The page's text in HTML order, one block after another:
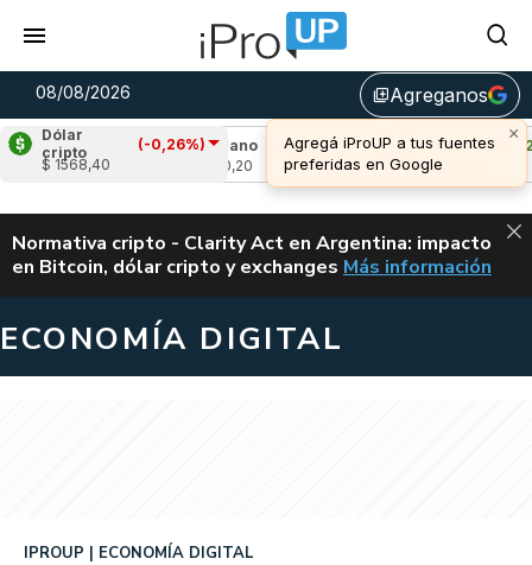
08/08/2026 library_addAgreganos
×
Agregá iProUP a tus fuentes
preferidas en Google
Dólar
cripto
(-0,26%)
$ 1568,40
Cardano
(-1,43%)
Avalanche
u$s 6,52
ALERTA
Normativa cripto - Clarity Act en Argentina: impacto
en Bitcoin, dólar cripto y exchanges CLARITY ACT EN
Más información
ECONOMÍA DIGITAL
IPROUP ECONOMÍA DIGITAL